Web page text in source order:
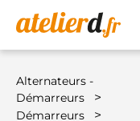
Alternateurs -
Démarreurs
>
Démarreurs >